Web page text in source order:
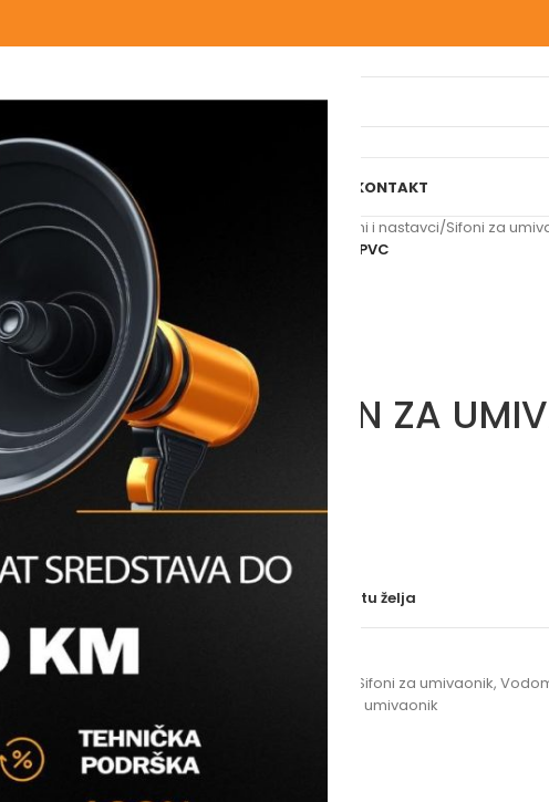
O NAMANAŠE USLUGE KONTAKT
Početna Sifoni i nastavci/Sifoni za
VIEGA SIFON ZA UMIVAONIK PVC
VIEGA SIFON ZA
Molimo vas prijavite se
Dodaj na listu želja
Sifoni za umivaonik,
za umivaonik